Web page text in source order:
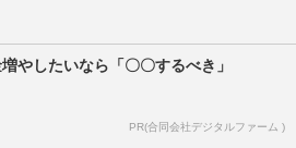
やしたいなら「〇〇するべき」
PR(合同会社デジタルファーム )